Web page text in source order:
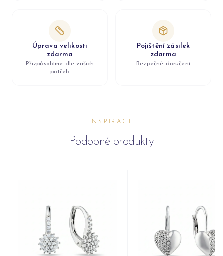
Úprava velikosti
zdarma
Přizpůsobíme dle vašich
potřeb
Pojištění zásilek
zdarma
Bezpečné doručení
INSPIRACE
Podobné produkty